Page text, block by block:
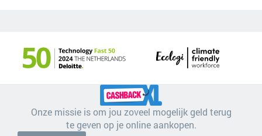
Onze missie is om jou zoveel mogelijk geld terug
te geven op je online aankopen.